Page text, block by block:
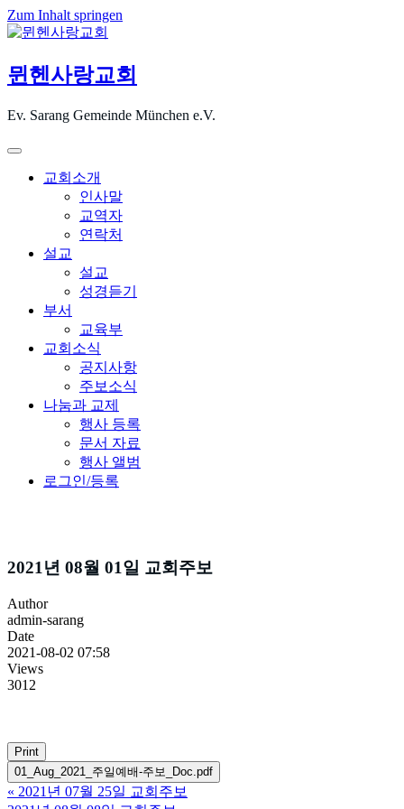
Zum Inhalt springen
뮌헨사랑교회
Ev. Sarang Gemeinde München e.V.
교회소개
인사말
교역자
연락처
설교
설교
성경듣기
부서
교육부
교회소식
공지사항
주보소식
나눔과 교제
행사 등록
문서 자료
행사 앨범
로그인/등록
2021년 08월 01일 교회주보
Author
admin-sarang
Date
2021-08-02 07:58
Views
3012
Print
01_Aug_2021_주일예배-주보_Doc.pdf
« 2021년 07월 25일 교회주보